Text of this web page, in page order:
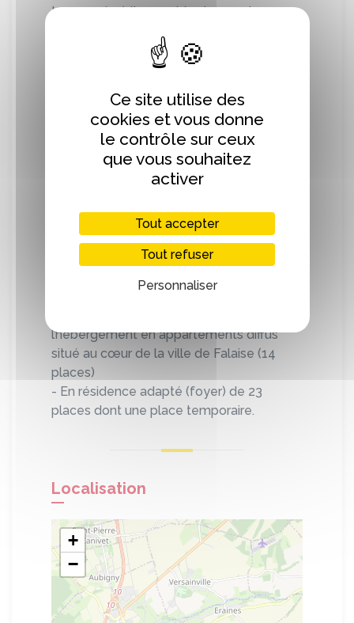
Leur accès à l'ensemble des services
un plein exercice de la citoyenneté.
des femmes en situation de handicap
intellectuel ou psychique à partir de 20
Différentes modalités d’accompagnement
- En établissement et service d’aide au
travail (71 places)
- Par un service d’accompagnement à la
l’hébergement en appartements diffus
situé au cœur de la ville de Falaise (14
places)
- En résidence adapté (foyer) de 23
places dont une place temporaire.
Localisation
+
−
Ce site utilise des
cookies et vous donne
le contrôle sur ceux
que vous souhaitez
activer
Tout accepter
Tout refuser
Personnaliser